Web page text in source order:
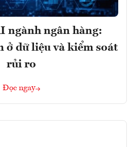
ngành ngân hàng:
ở dữ liệu và kiểm soát
rủi ro
Đọc ngay